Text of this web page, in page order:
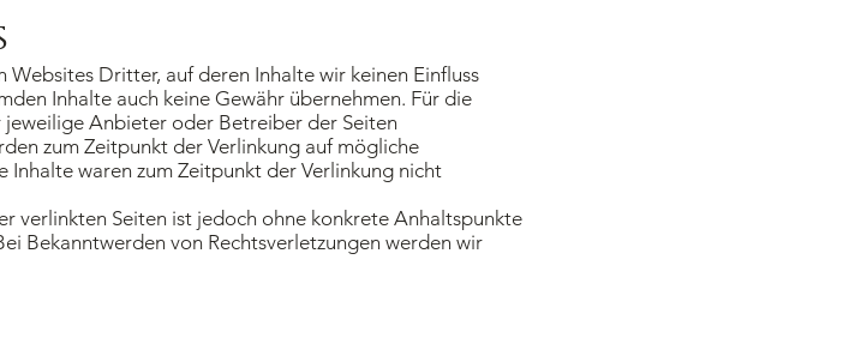
Dritter, auf deren Inhalte wir keinen Einfluss
Inhalte auch keine Gewähr übernehmen. Für die
Anbieter oder Betreiber der Seiten
zum Zeitpunkt der Verlinkung auf mögliche
waren zum Zeitpunkt der Verlinkung nicht
verlinkten Seiten ist jedoch ohne konkrete Anhaltspunkte
Bekanntwerden von Rechtsverletzungen werden wir